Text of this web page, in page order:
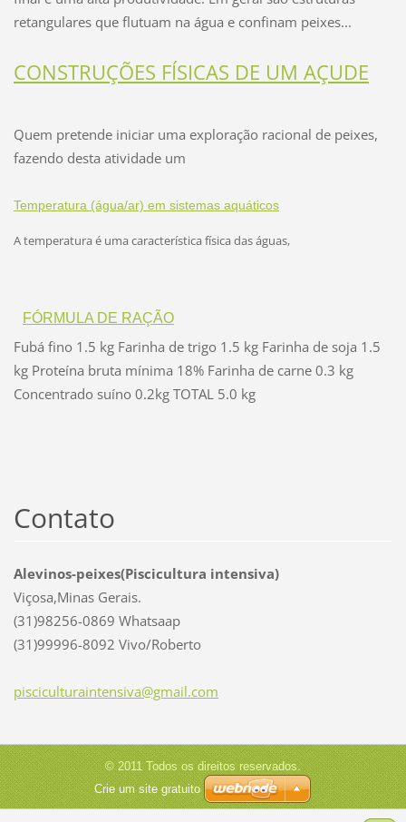
retangulares que flutuam na água e confinam peixes...
CONSTRUÇÕES FÍSICAS DE UM AÇUDE
Quem pretende iniciar uma exploração racional de peixes,
fazendo desta atividade um
Temperatura (água/ar) em sistemas aquáticos
A temperatura é uma característica física das águas,
FÓRMULA DE RAÇÃO
Fubá fino 1.5 kg Farinha de trigo 1.5 kg Farinha de soja 1.5
kg Proteína bruta mínima 18% Farinha de carne 0.3 kg
Concentrado suíno 0.2kg TOTAL 5.0 kg
Contato
Alevinos-peixes(Piscicultura intensiva)
Viçosa,Minas Gerais.
(31)98256-0869 Whatsaap
(31)99996-8092 Vivo/Roberto
pisciculturaintensiva@gmail.com
© 2011 Todos os direitos reservados.
Crie um site gratuito